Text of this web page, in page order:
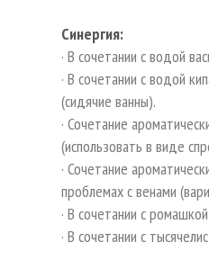
Синергия:
· В сочетании с водой
· В сочетании с водой
(сидячие ванны).
· Сочетание
(использовать в виде
· Сочетание
проблемах с венами
· В сочетании с
· В сочетании с